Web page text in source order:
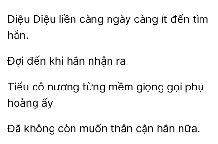
Diệu liền càng càng ít đến tìm
Đợi khi hắn
Tiểu cô từng mềm
gọi
hoàng ấy.
Đã không cận hắn nữa.